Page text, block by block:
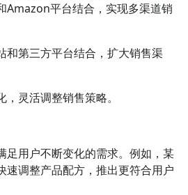
Amazon平台结合，实现多渠道销
和第三方平台结合，扩大销售渠
灵活调整销售策略。
足用户不断变化的需求。例如，某
速调整产品配方，推出更符合用户